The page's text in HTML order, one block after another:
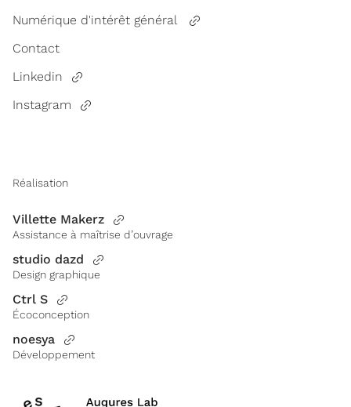
Numérique d'intérêt général
Contact
Linkedin
Instagram
Réalisation
Villette Makerz
Assistance à maîtrise d’ouvrage
studio dazd
Design graphique
Ctrl S
Écoconception
noesya
Développement